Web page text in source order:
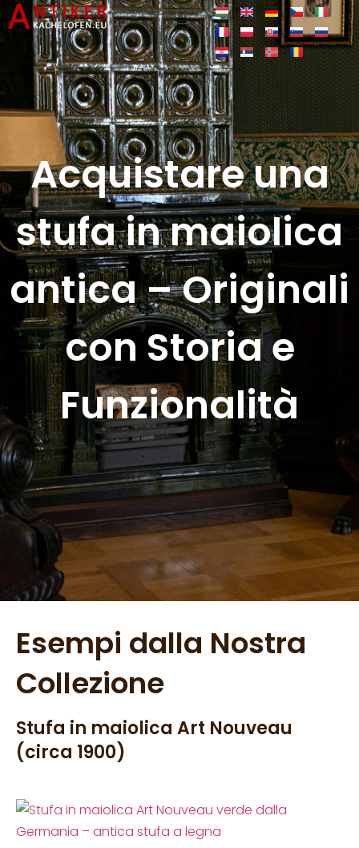
Acquistare una
stufa in maiolica
antica – Originali
con Storia e
Funzionalità
Esempi dalla Nostra
Collezione
Stufa in maiolica Art Nouveau
(circa 1900)